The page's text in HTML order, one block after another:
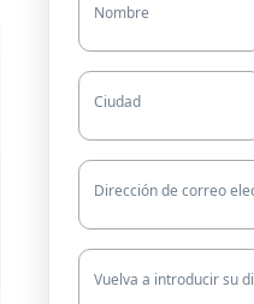
Nombre
Ciudad
Dirección de correo
Vuelva a introducir su